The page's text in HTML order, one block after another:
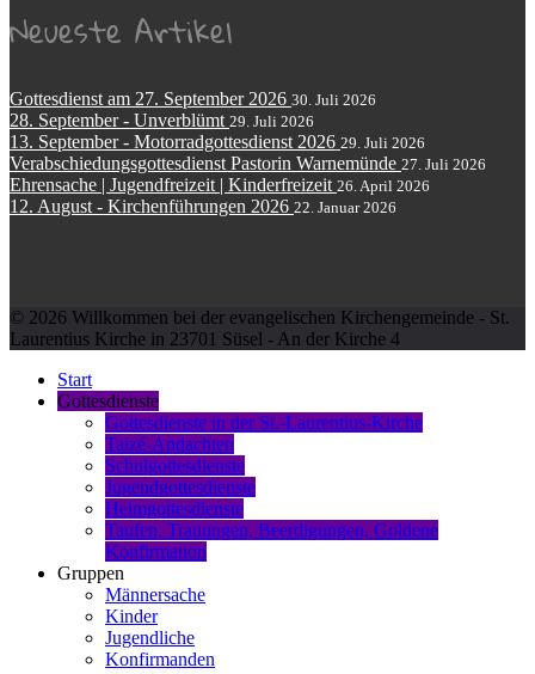
Neueste Artikel
Gottesdienst am 27. September 2026 30. Juli 2026
28. September - Unverblümt 29. Juli 2026
13. September - Motorradgottesdienst 2026 29. Juli 2026
Verabschiedungsgottesdienst Pastorin Warnemünde 27. Juli 2026
Ehrensache | Jugendfreizeit | Kinderfreizeit 26. April 2026
12. August - Kirchenführungen 2026 22. Januar 2026
© 2026 Willkommen bei der evangelischen Kirchengemeinde - St.
Laurentius Kirche in 23701 Süsel - An der Kirche 4
Start
Gottesdienste
Gottesdienste in der St.-Laurentius-Kirche
Taizé-Andachten
Schulgottesdienste
Jugendgottesdienste
Heimgottesdienste
Taufen, Trauungen, Beerdigungen, Goldene
Konfirmation
Gruppen
Männersache
Kinder
Jugendliche
Konfirmanden